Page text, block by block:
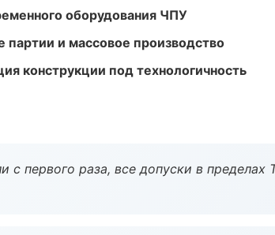
оборудования ЧПУ
партии и массовое производство
конструкции под технологичность
с первого раза, все допуски в